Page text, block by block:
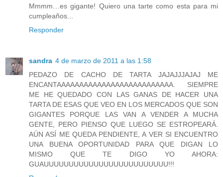
Mmmm…es gigante! Quiero una tarte como esta para mi
cumpleaños...
Responder
sandra 4 de marzo de 2011 a las 1:58
PEDAZO DE CACHO DE TARTA JAJAJJJAJAJ ME
ENCANTAAAAAAAAAAAAAAAAAAAAAAAAAA. SIEMPRE
ME HE QUEDADO CON LAS GANAS DE HACER UNA
TARTA DE ESAS QUE VEO EN LOS MERCADOS QUE SON
GIGANTES PORQUE LAS VAN A VENDER A MUCHA
GENTE, PERO PIENSO QUE LUEGO SE ESTROPEARÁ.
AÚN ASÍ ME QUEDA PENDIENTE, A VER SI ENCUENTRO
UNA BUENA OPORTUNIDAD PARA QUE DIGAN LO
MISMO QUE TE DIGO YO AHORA:
GUAUUUUUUUUUUUUUUUUUUUUUUUUU!!!